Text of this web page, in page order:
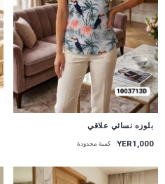
بلوزه نسائي علاقي
YER1,000 كمية محدودة